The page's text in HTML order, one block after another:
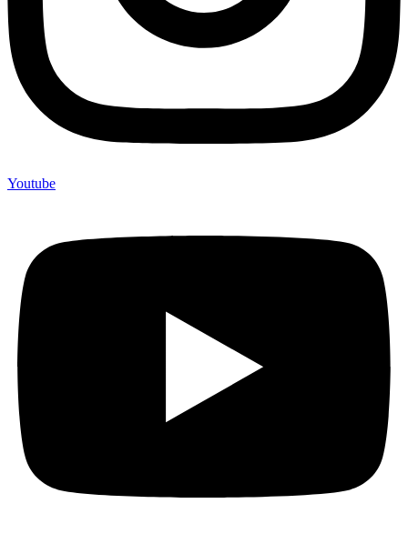
Youtube